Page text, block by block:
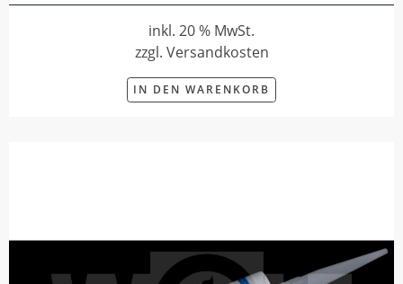
inkl. 20 % MwSt.
zzgl. Versandkosten
IN DEN WARENKORB